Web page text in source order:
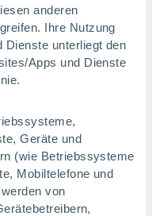
anderen
Ihre Nutzung
Dienste unterliegt den
Apps und Dienste
Geräte und
(wie Betriebssysteme
Mobiltelefone und
von